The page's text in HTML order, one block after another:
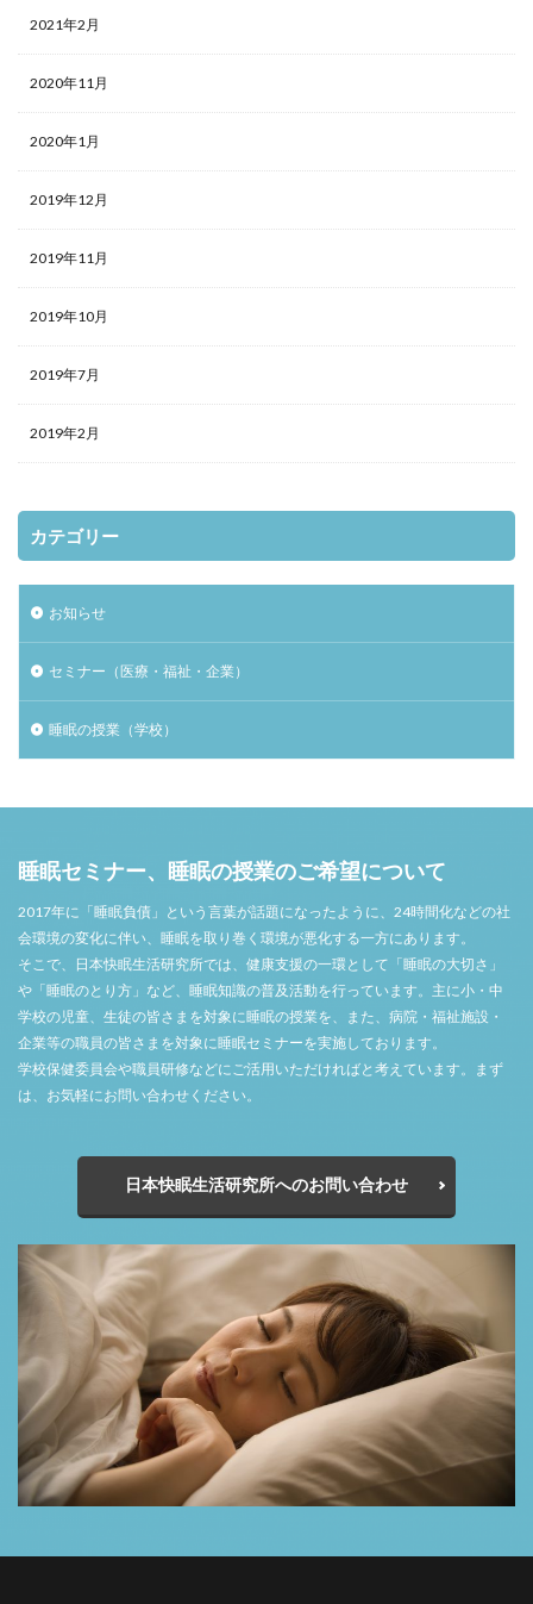
2021年2月
2020年11月
2020年1月
2019年12月
2019年11月
2019年10月
2019年7月
2019年2月
カテゴリー
お知らせ
セミナー（医療・福祉・企業）
睡眠の授業（学校）
睡眠セミナー、睡眠の授業のご希望について
2017年に「睡眠負債」という言葉が話題になったように、24時間化などの社
会環境の変化に伴い、睡眠を取り巻く環境が悪化する一方にあります。
そこで、日本快眠生活研究所では、健康支援の一環として「睡眠の大切さ」
や「睡眠のとり方」など、睡眠知識の普及活動を行っています。主に小・中
学校の児童、生徒の皆さまを対象に睡眠の授業を、また、病院・福祉施設・
企業等の職員の皆さまを対象に睡眠セミナーを実施しております。
学校保健委員会や職員研修などにご活用いただければと考えています。まず
は、お気軽にお問い合わせください。
日本快眠生活研究所へのお問い合わせ